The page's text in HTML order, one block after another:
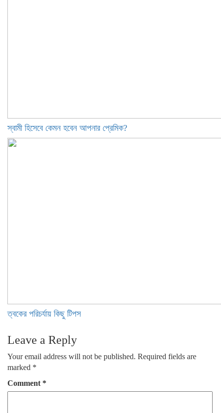
স্বামী হিসেবে কেমন হবেন আপনার প্রেমিক?
ত্বকের পরিচর্যায় কিছু টিপস
Leave a Reply
Your email address will not be published. Required fields are
marked *
Comment *